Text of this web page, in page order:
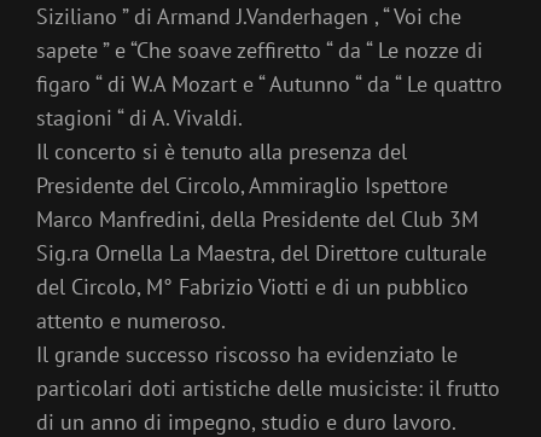
Siziliano ” di Armand J.Vanderhagen , “ Voi che
sapete ” e “Che soave zeffiretto “ da “ Le nozze di
figaro “ di W.A Mozart e “ Autunno “ da “ Le quattro
stagioni “ di A. Vivaldi.
Il concerto si è tenuto alla presenza del
Presidente del Circolo, Ammiraglio Ispettore
Marco Manfredini, della Presidente del Club 3M
Sig.ra Ornella La Maestra, del Direttore culturale
del Circolo, M° Fabrizio Viotti e di un pubblico
attento e numeroso.
Il grande successo riscosso ha evidenziato le
particolari doti artistiche delle musiciste: il frutto
di un anno di impegno, studio e duro lavoro.